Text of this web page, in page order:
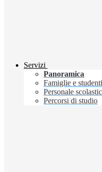
Servizi
Panoramica
Famiglie e studenti
Personale
Percorsi di studio